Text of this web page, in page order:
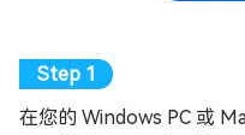
在您的 Windows PC 或